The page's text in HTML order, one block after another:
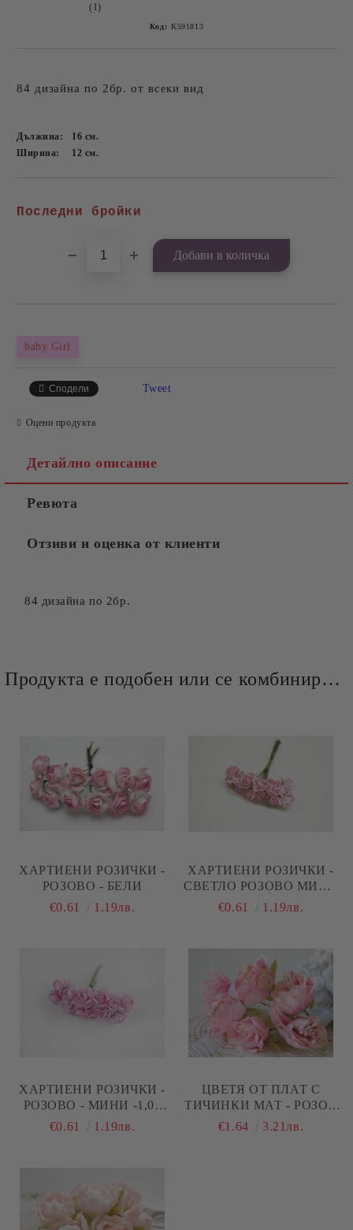
(1)
Код: K591813
84 дизайна по 2бр. от всеки вид
Дължина: 16 см.
Ширина:
12 см.
Последни бройки
baby Girl
Сподели Tweet
Оцени продукта
Детайлно описание
Ревюта
Отзиви и оценка от клиенти
84 дизайна по 2бр.
Продукта е подобен или се комбинира добре и със следните продукти :
ХАРТИЕНИ РОЗИЧКИ -
РОЗОВО - БЕЛИ
€0.61
1.19лв.
ХАРТИЕНИ РОЗИЧКИ -
СВЕТЛО РОЗОВО МИНИ
- 1,00 СМ
€0.61 1.19лв.
ХАРТИЕНИ РОЗИЧКИ -
РОЗОВО - МИНИ -1,00
СМ
€0.61 1.19лв.
ЦВЕТЯ ОТ ПЛАТ С
ТИЧИНКИ МАТ - РОЗОВ
МЕЛАНЖ
€1.64 3.21лв.